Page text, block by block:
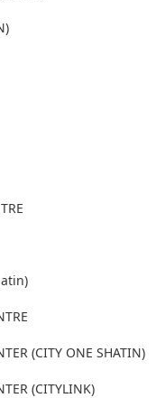
(CITY ONE SHATIN)
(CITYLINK)